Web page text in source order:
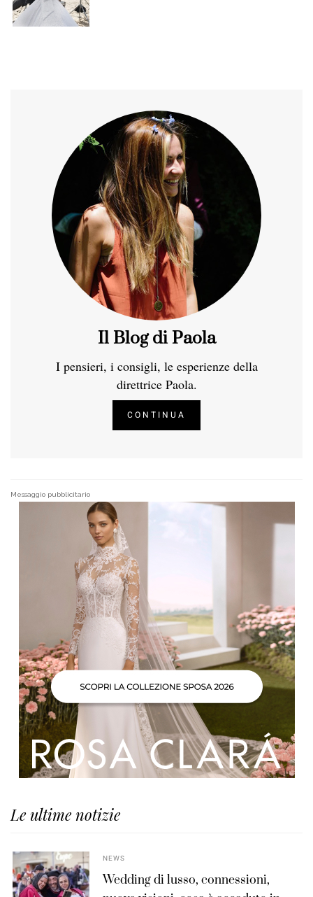
Il Blog di Paola
I pensieri, i consigli, le esperienze della
direttrice Paola.
CONTINUA
Messaggio pubblicitario
Le ultime notizie
NEWS
Wedding di lusso, connessioni,